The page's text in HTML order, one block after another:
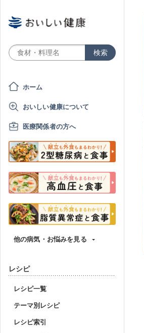
ホーム
おいしい健康について
医療関係者の方へ
他の病気・お悩みを見る
レシピ
レシピ一覧
テーマ別レシピ
レシピ索引